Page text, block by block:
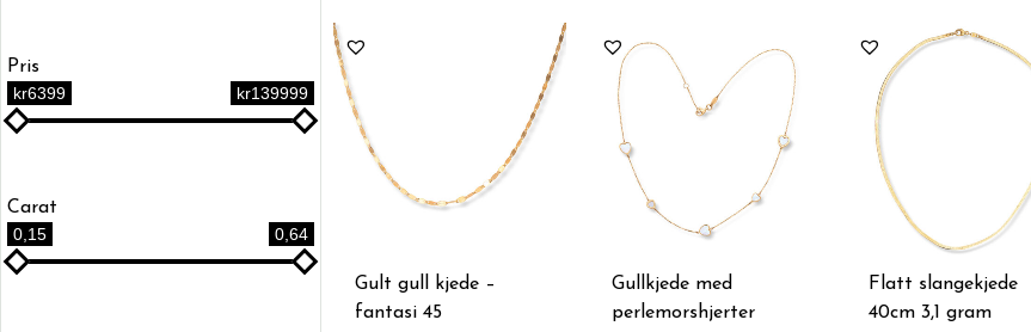
Pris
kr6399
kr139999
Carat
0,15
0,64
Gult gull kjede –
fantasi 45
Gullkjede med
perlemorshjerter
Flatt slangekjede
40cm 3,1 gram